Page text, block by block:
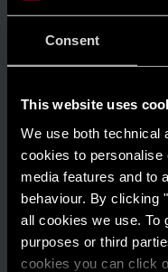
Consent
This website uses
We use both technical
cookies to personalise
media features and to
behaviour. By clicking
all cookies we use. To
purposes or third
cookies you can click